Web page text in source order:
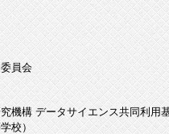
員会
機構 データサイエンス共同利
校）